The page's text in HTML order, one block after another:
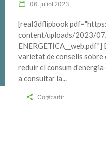
06. juliol 2023
[real3dflipbook
content/uploads/2023/
varietat de consells sobre
reduir el consum
a consultar la
Compartir